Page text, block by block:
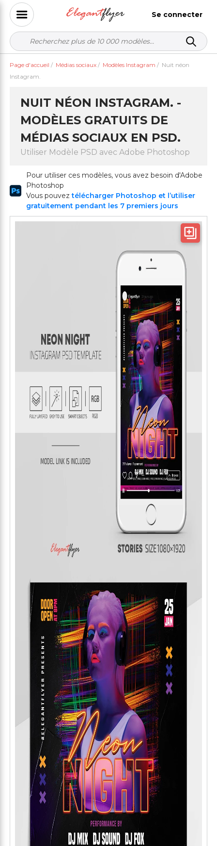
Se connecter
Page d'accueil / Médias sociaux / Modèles Instagram / Nuit néon
Instagram.
NUIT NÉON INSTAGRAM. -
MODÈLES GRATUITS DE
MÉDIAS SOCIAUX EN PSD.
Utiliser Modèle PSD avec Adobe Photoshop
Pour utiliser ces modèles, vous avez besoin d'Adobe
Photoshop
Vous pouveztélécharger Photoshop et l’utiliser
gratuitement pendant les 7 premiers jours